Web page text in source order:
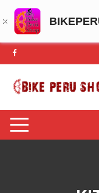
Saltar
al
contenido